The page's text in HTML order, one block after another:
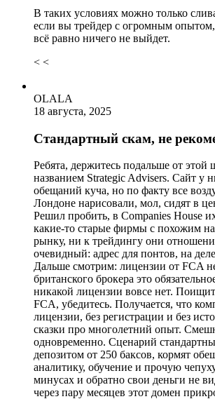
В таких условиях можно только
если вы трейдер с огромным
всё равно ничего не выйдет.
< <
OLALA
18 августа, 2025
Стандартный скам, не
Ребята, держитесь подальше от
названием Strategic Advisers. Сайт у
обещаний куча, но по факту все
Лондоне нарисовали, мол, сидят в
Решил пробить, в Companies House
какие-то старые фирмы с похожим
рынку, ни к трейдингу они
очевидный: адрес для понтов, на
Дальше смотрим: лицензии от FCA
британского брокера это
никакой лицензии вовсе нет.
FCA, убедитесь. Получается, что
лицензии, без регистрации и без
сказки про многолетний опыт.
одновременно. Сценарий
депозитом от 250 баксов, кормят
аналитику, обучение и прочую
минусах и обратно свои деньги не
через пару месяцев этот домен